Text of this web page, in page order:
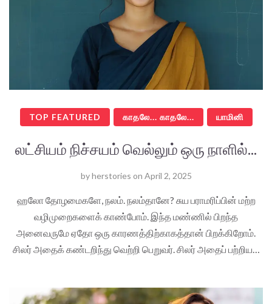
TOP FEATURED காதலே... காதலே... யாமினி
லட்சியம் நிச்சயம் வெல்லும் ஒரு நாளில்...
byherstories on April 2, 2025
ஹலோ தோழமைகளே, நலம். நலம்தானே? சுய பராமரிப்பின் மற்ற
வழிமுறைகளைக் காண்போம். இந்த மண்ணில் பிறந்த
அனைவருமே ஏதோ ஒரு காரணத்திற்காகத்தான் பிறக்கிறோம்.
சிலர் அதைக் கண்டறிந்து வெற்றி பெறுவர். சிலர் அதைப் பற்றிய…